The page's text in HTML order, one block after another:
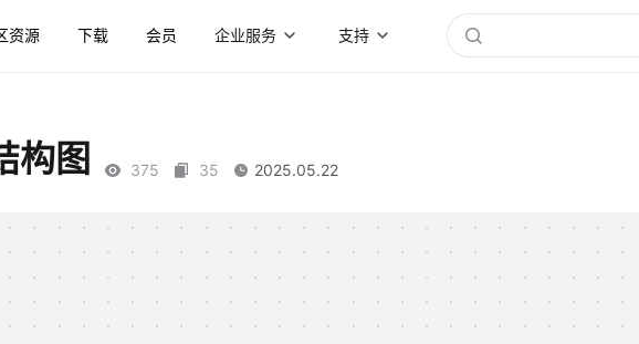
资源 下载 会员 企业服务 支持
构图 375 35 2025.05.22